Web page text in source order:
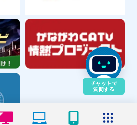
チャットで
質問する